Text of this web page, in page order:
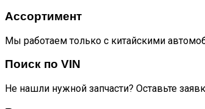
Ассортимент
Мы работаем только с китайскими
Поиск по VIN
Не нашли нужной запчасти? Оставьте